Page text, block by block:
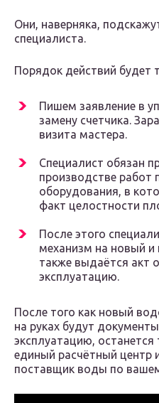
Они, наверняка,
специалиста.
Порядок действий будет
Пишем заявление в
замену счетчика.
визита мастера.
Специалист обязан
производстве работ
оборудования, в
факт целостности
После этого
механизм на новый и
также выдаётся акт
эксплуатацию.
После того как новый
на руках будут
эксплуатацию, останется
единый расчётный центр
поставщик воды по